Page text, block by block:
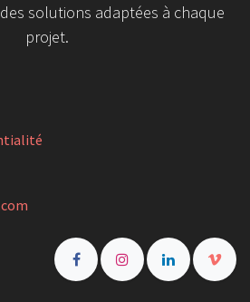
solutions adaptées à chaque
projet.